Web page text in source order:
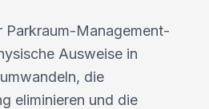
Parkraum-Management-
Ausweise in
die
eliminieren und die